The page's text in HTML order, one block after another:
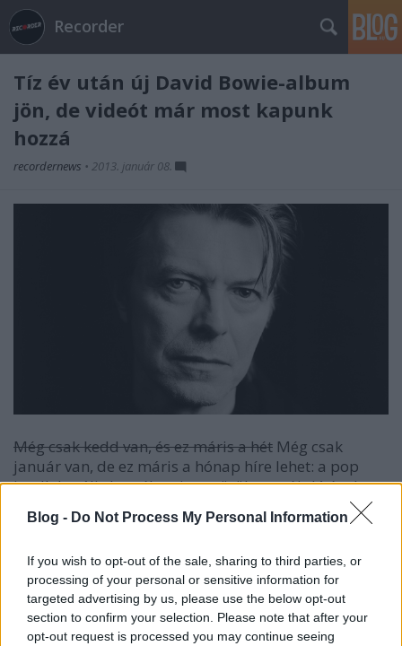
Blog - Do Not Process My Personal Information
If you wish to opt-out of the sale, sharing to third parties, or
processing of your personal or sensitive information for
targeted advertising by us, please use the below opt-out
section to confirm your selection. Please note that after your
opt-out request is processed you may continue seeing
Recorder
Tíz év után új David Bowie-album
jön, de videót már most kapunk
hozzá
recordernews • 2013. január 08.
Még csak kedd van, és ez máris a hét Még csak
január van, de ez máris a hónap híre lehet: a pop
intellektuális kaméleonja, az örök megújuló énekes-
bejelentette, hogy most volt
a harmincadik alkalom, hogy egy nagyobb kitérőt
márciusban várható új nagylemez, aNext Daylett.
A SOULWAX EGY 60 PERCES SZÜRREÁLIS FILMMEL
HAJTOTT FEJET BOWIE ELŐTT.